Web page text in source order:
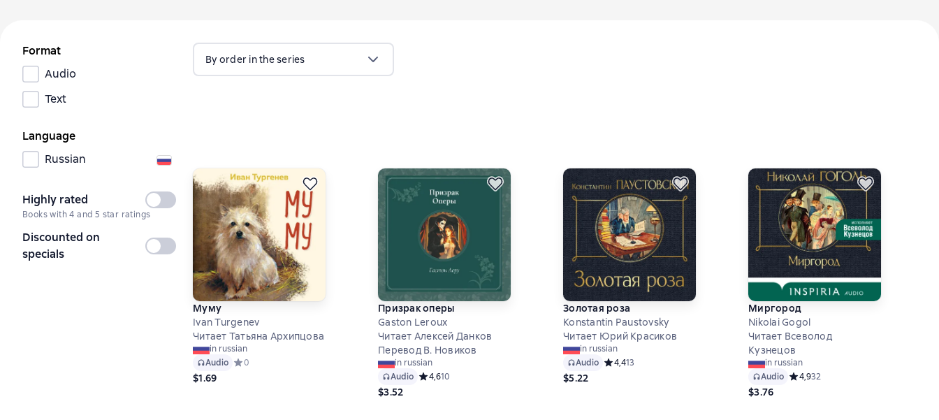
Format
Audio
Text
Language
Russian
Highly rated
Not
selected
Books with 4 and 5 star ratings
Discounted on
specials
Not
By order in the series
Муму
Ivan Turgenev
Читает Татьяна Архипцова
in russian
Audio Средний рейтинг 0 на основе 0 оценок
0
$1.69
Призрак оперы
Gaston Leroux
Читает Алексей Данков
Перевод В. Новиков
in russian
Audio Средний рейтинг 4,6 на основе 10 оценок
4,610
$3.52
Золотая роза
Konstantin Paustovsky
Читает Юрий Красиков
in russian
Audio Средний рейтинг 4,4 на основе 13 оценок
4,413
$5.22
Миргород
Nikolai Gogol
Читает Всеволод
Кузнецов
in russian
Audio Средний рейтинг 4,9 на основе 32
4,932
$3.76